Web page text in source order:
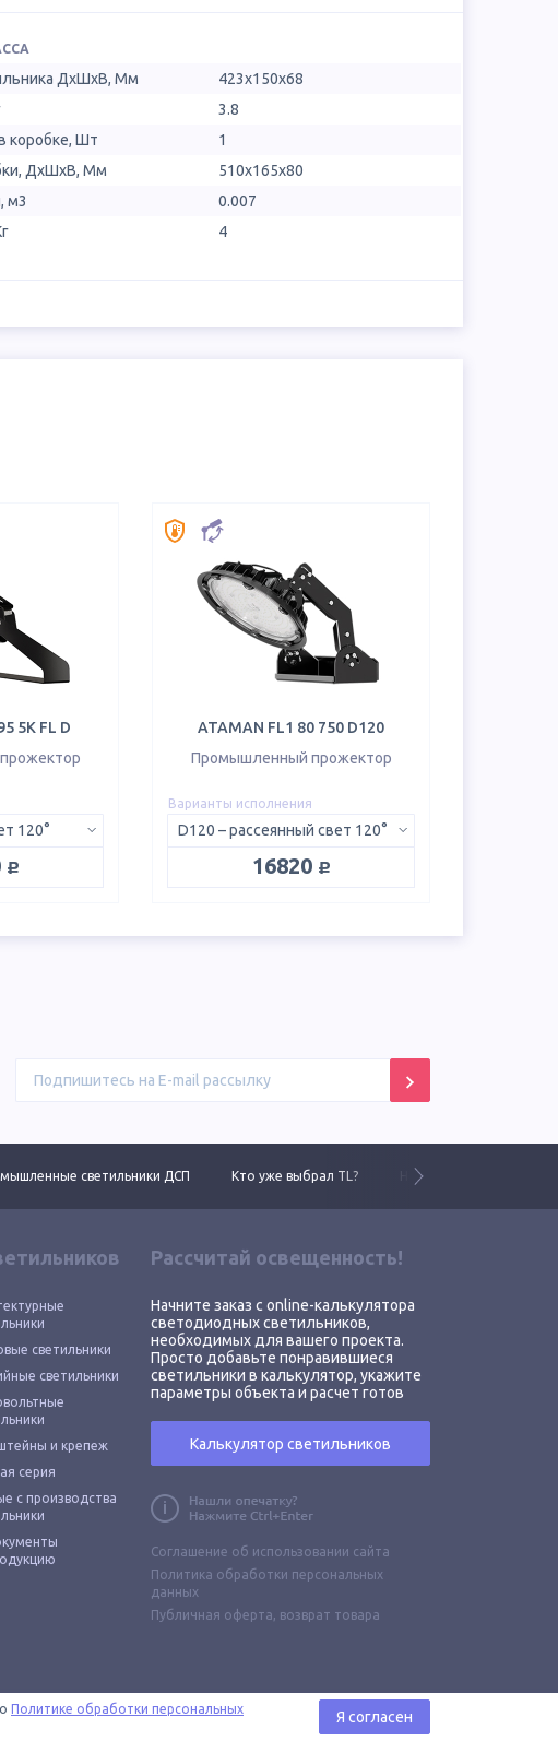
ДхШхВ, Мм
423х150х68
3.8
коробке, Шт
1
ДхШхВ, Мм
510x165x80
м3
0.007
4
5K FL D
120°
руб.
ATAMAN FL1 80 750 D120
Промышленный прожектор
Варианты исполнения
D120 – рассеянный свет 120°
16820 руб.
светильники ДСП Кто уже выбрал TL? Новинки 2025 года
светильники
светильники
и крепеж
серия
с производства
Рассчитай освещенность!
Начните заказ с online-калькулятора
светодиодных светильников,
необходимых для вашего проекта.
Просто добавьте понравившиеся
светильники в калькулятор, укажите
параметры объекта и расчет готов
Калькулятор светильников
Соглашение об использовании сайта
Политика обработки персональных
данных
Публичная оферта, возврат товара
света»
Политике обработки персональных
Я согласен